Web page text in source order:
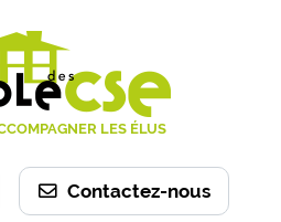
LES ÉLUS
Contactez-nous